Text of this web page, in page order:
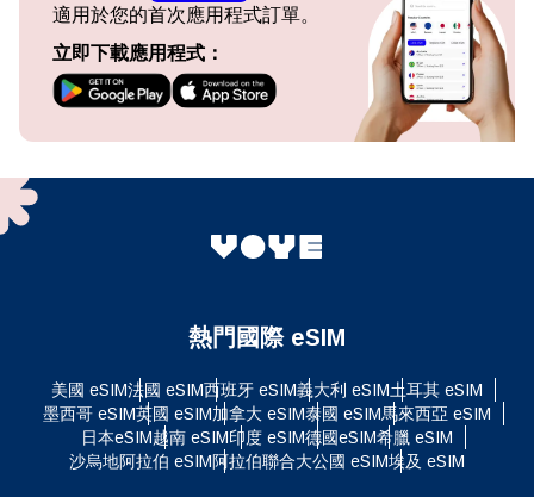
適用於您的首次應用程式訂單。
立即下載應用程式：
熱門國際 eSIM
美國 eSIM法國 eSIM西班牙 eSIM義大利 eSIM土耳其 eSIM
墨西哥 eSIM英國 eSIM加拿大 eSIM泰國 eSIM馬來西亞 eSIM
日本eSIM越南 eSIM印度 eSIM德國eSIM希臘 eSIM
沙烏地阿拉伯 eSIM阿拉伯聯合大公國 eSIM埃及 eSIM